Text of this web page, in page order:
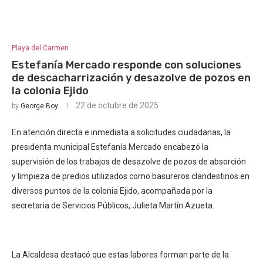
Playa del Carmen
Estefanía Mercado responde con soluciones
de descacharrización y desazolve de pozos en
la colonia Ejido
by George Boy 22 de octubre de 2025
En atención directa e inmediata a solicitudes ciudadanas, la
presidenta municipal Estefanía Mercado encabezó la
supervisión de los trabajos de desazolve de pozos de absorción
y limpieza de predios utilizados como basureros clandestinos en
diversos puntos de la colonia Ejido, acompañada por la
secretaria de Servicios Públicos, Julieta Martín Azueta.
La Alcaldesa destacó que estas labores forman parte de la